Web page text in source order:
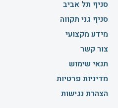
סניף תל אביב
סניף גני תקווה
מידע מקצועי
צור קשר
תנאי שימוש
מדיניות פרטיות
הצהרת נגישות